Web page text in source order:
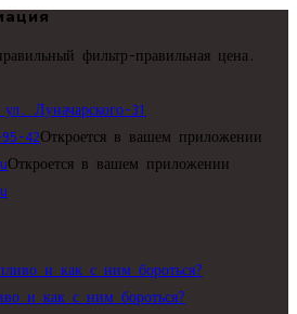
фильтр-правильная цена.
Луначарского-31
42Откроется в вашем приложении
Откроется в вашем приложении
и как с ним бороться?